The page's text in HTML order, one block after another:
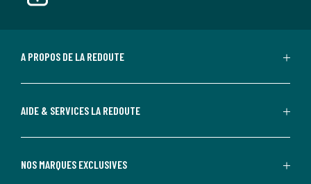
A PROPOS DE LA REDOUTE
AIDE & SERVICES LA REDOUTE
NOS MARQUES EXCLUSIVES